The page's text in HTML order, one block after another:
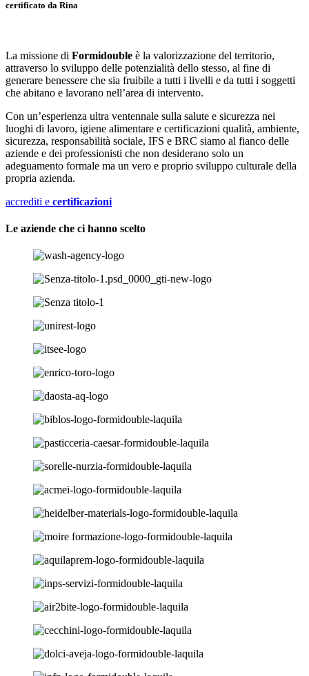
certificato da Rina
La missione di Formidouble è la valorizzazione del territorio,
attraverso lo sviluppo delle potenzialità dello stesso, al fine di
generare benessere che sia fruibile a tutti i livelli e da tutti i soggetti
che abitano e lavorano nell’area di intervento.
Con un’esperienza ultra ventennale sulla salute e sicurezza nei
luoghi di lavoro, igiene alimentare e certificazioni qualità, ambiente,
sicurezza, responsabilità sociale, IFS e BRC siamo al fianco delle
aziende e dei professionisti che non desiderano solo un
adeguamento formale ma un vero e proprio sviluppo culturale della
propria azienda.
accrediti e certificazioni
Le aziende che ci hanno scelto